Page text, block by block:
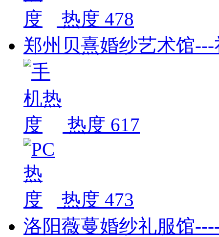
热度 478
郑州贝熹婚纱艺术馆
热度 617
热度 473
洛阳薇蔓婚纱礼服馆